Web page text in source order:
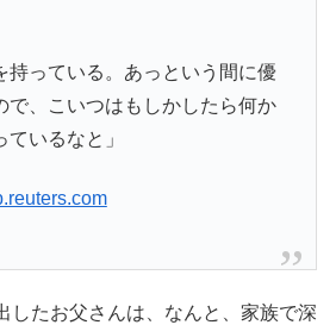
持っている。あっという間に優
で、こいつはもしかしたら何か
いるなと」
したお父さんは、なんと、家族で深